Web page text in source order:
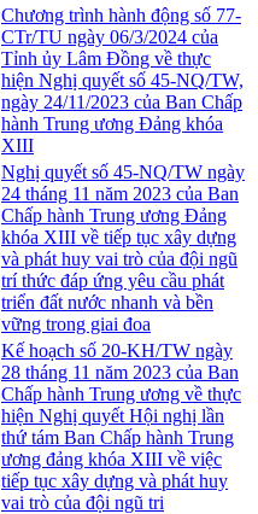
Chương trình hành động số 77-
CTr/TU ngày 06/3/2024 của
Tỉnh ủy Lâm Đồng về thực
hiện Nghị quyết số 45-NQ/TW,
ngày 24/11/2023 của Ban Chấp
hành Trung ương Đảng khóa
XIII
Nghị quyết số 45-NQ/TW ngày
24 tháng 11 năm 2023 của Ban
Chấp hành Trung ương Đảng
khóa XIII về tiếp tục xây dựng
và phát huy vai trò của đội ngũ
trí thức đáp ứng yêu cầu phát
triển đất nước nhanh và bền
vững trong giai đoa
Kế hoạch số 20-KH/TW ngày
28 tháng 11 năm 2023 của Ban
Chấp hành Trung ương về thực
hiện Nghị quyết Hội nghị lần
thứ tám Ban Chấp hành Trung
ương đảng khóa XIII về việc
tiếp tục xây dựng và phát huy
vai trò của đội ngũ tri